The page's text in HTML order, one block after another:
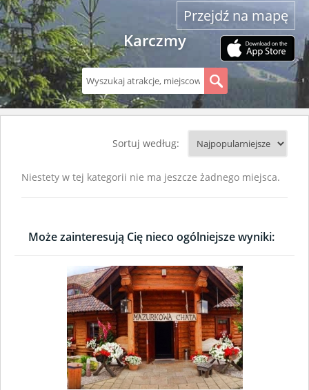
Karczmy
Przejdź na mapę
Sortuj według:
Niestety w tej kategorii nie ma jeszcze żadnego miejsca.
Może zainteresują Cię nieco ogólniejsze wyniki: